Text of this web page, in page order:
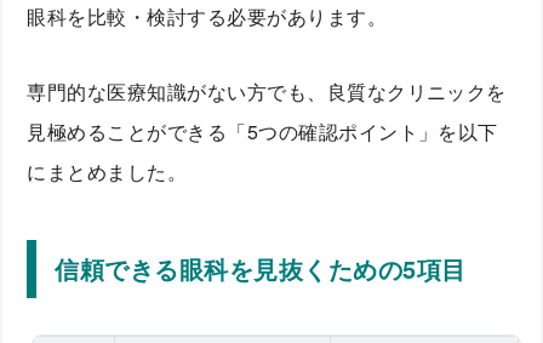
眼科を比較・検討する必要があります。
専門的な医療知識がない方でも、良質なクリニックを
見極めることができる「5つの確認ポイント」を以下
にまとめました。
信頼できる眼科を見抜くための5項目